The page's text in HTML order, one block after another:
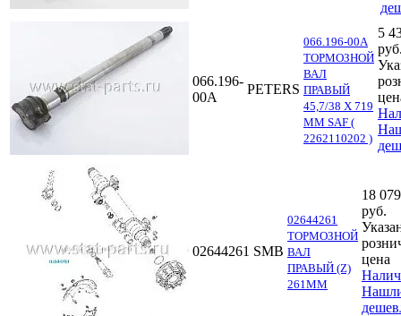
066.196-
00A
PETERS
066.196-00A
ТОРМОЗНОЙ
ВАЛ
ПРАВЫЙ
45,7/38 X 719
ММ SAF (
2262110202 )
5
02644261 SMB
02644261
ТОРМОЗНОЙ
ВАЛ
ПРАВЫЙ (Z)
261ММ
18
руб.
цена